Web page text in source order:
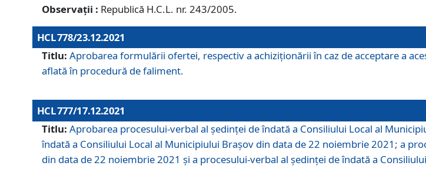
Observații : Republică H.C.L. nr. 243/2005.
HCL 778/23.12.2021
Titlu: Aprobarea formulării ofertei, respectiv a achiziționării în caz de acceptare a
aflată în procedură de faliment.
HCL 777/17.12.2021
Titlu: Aprobarea procesului-verbal al şedinţei de îndată a Consiliului Local al
îndată a Consiliului Local al Municipiului Braşov din data de 22 noiembrie 2021; a
din data de 22 noiembrie 2021 și a procesului-verbal al şedinţei de îndată a